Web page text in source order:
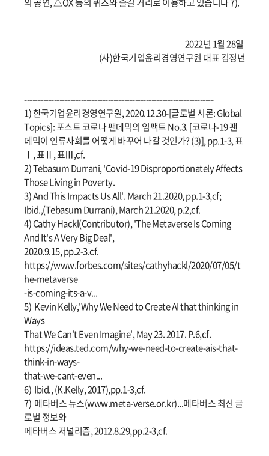
2022년 1월 28일
(사)한국기업윤리경영연구원 대표 김정년
----------------------------------------------------------------------
1) 한국기업윤리경영연구원, 2020.12.30-[글로벌 시론: Global
Topics]: 포스트 코로나 팬데믹의 임팩트 No.3. [코로나-19 팬
데믹이 인류사회를 어떻게 바꾸어 나갈 것인가? (3)], pp.1-3, 표
Ⅰ, 표Ⅱ, 표Ⅲ,cf.
2) Tebasum Durrani, 'Covid-19 Disproportionately Affects
Those Living in Poverty.
3) And This Impacts Us All'. March 21.2020, pp.1-3,cf;
Ibid.,(Tebasum Durrani), March 21.2020, p.2,cf.
4) Cathy Hackl(Contributor), 'The Metaverse Is Coming
And It's A Very Big Deal',
2020.9.15, pp.2-3.cf.
https://www.forbes.com/sites/cathyhackl/2020/07/05/t
he-metaverse
-is-coming-its-a-v...
5) Kevin Kelly,'Why We Need to Create AI that thinking in
Ways
That We Can't Even Imagine', May 23. 2017. P.6,cf.
https://ideas.ted.com/why-we-need-to-create-ais-that-
think-in-ways-
that-we-cant-even...
6) Ibid., (K.Kelly, 2017),pp.1-3,cf.
7) 메타버스 뉴스(www.meta-verse.or.kr)...메타버스 최신 글
로벌 정보와
메타버스 저널리즘, 2012.8.29,pp.2-3,cf.